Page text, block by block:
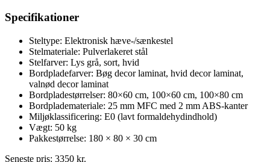
Specifikationer
Steltype: Elektronisk hæve-/sænkestel
Stelmateriale: Pulverlakeret stål
Stelfarver: Lys grå, sort, hvid
Bordpladefarver: Bøg decor laminat, hvid decor laminat,
valnød decor laminat
Bordpladestørrelser: 80×60 cm, 100×60 cm, 100×80 cm
Bordplademateriale: 25 mm MFC med 2 mm ABS-kanter
Miljøklassificering: E0 (lavt formaldehydindhold)
Vægt: 50 kg
Pakkestørrelse: 180 × 80 × 30 cm
Seneste pris: 3350 kr.